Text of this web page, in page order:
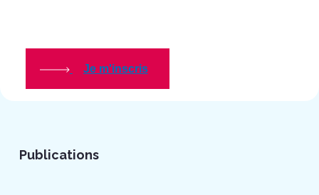
Je m'inscris
Publications